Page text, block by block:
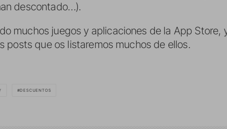
descontado…).
muchos juegos y aplicaciones de la App Store,
posts que os listaremos muchos de ellos.
DESCUENTOS